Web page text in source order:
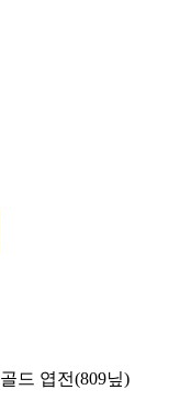
골드 엽전(809닢)